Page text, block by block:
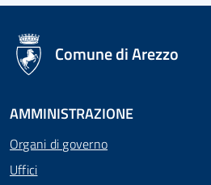
logo Unione Europea
Comune di Arezzo
AMMINISTRAZIONE
Organi di governo
Uffici